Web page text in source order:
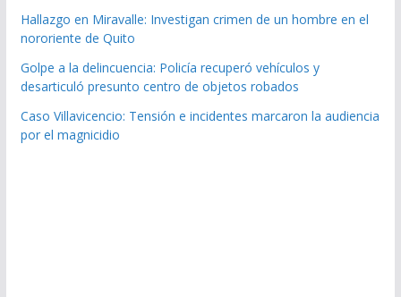
Hallazgo en Miravalle: Investigan crimen de un hombre en el
nororiente de Quito
Golpe a la delincuencia: Policía recuperó vehículos y
desarticuló presunto centro de objetos robados
Caso Villavicencio: Tensión e incidentes marcaron la audiencia
por el magnicidio